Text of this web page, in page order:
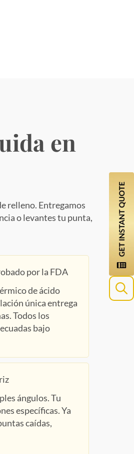
en
relleno. Entregamos
o levantes tu punta,
por la FDA
de ácido
única entrega
Todos los
bajo
ángulos. Tu
específicas. Ya
caídas,